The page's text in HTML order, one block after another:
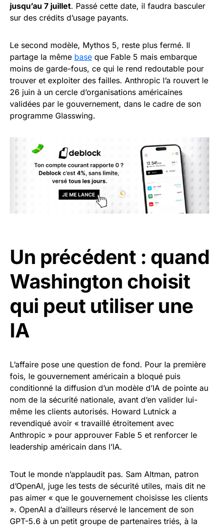
jusqu’au 7 juillet. Passé cette date, il faudra basculer
sur des crédits d’usage payants.
Le second modèle, Mythos 5, reste plus fermé. Il
partage la même base que Fable 5 mais embarque
moins de garde-fous, ce qui le rend redoutable pour
trouver et exploiter des failles. Anthropic l’a rouvert le
26 juin à un cercle d’organisations américaines
validées par le gouvernement, dans le cadre de son
programme Glasswing.
Un précédent : quand
Washington choisit
qui peut utiliser une
IA
L’affaire pose une question de fond. Pour la première
fois, le gouvernement américain a bloqué puis
conditionné la diffusion d’un modèle d’IA de pointe au
nom de la sécurité nationale, avant d’en valider lui-
même les clients autorisés. Howard Lutnick a
revendiqué avoir « travaillé étroitement avec
Anthropic » pour approuver Fable 5 et renforcer le
leadership américain dans l’IA.
Tout le monde n’applaudit pas. Sam Altman, patron
d’OpenAI, juge les tests de sécurité utiles, mais dit ne
pas aimer « que le gouvernement choisisse les clients
». OpenAI a d’ailleurs réservé le lancement de son
GPT-5.6 à un petit groupe de partenaires triés, à la